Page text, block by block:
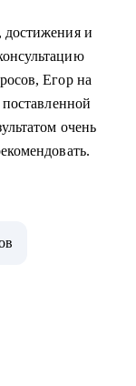
достижения и
Егор на
очень